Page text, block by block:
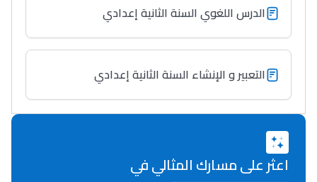
الدرس اللغوي السنة الثانية إعدادي
التعبير و الإنشاء السنة الثانية إعدادي
اعثر على مسارك المثالي في